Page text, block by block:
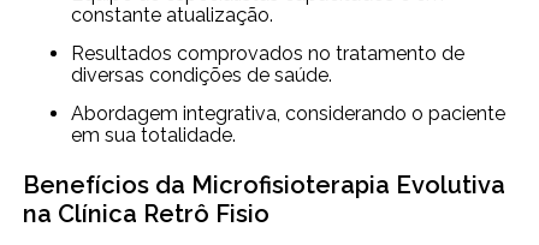
constante atualização.
Resultados comprovados no tratamento de
diversas condições de saúde.
Abordagem integrativa, considerando o paciente
em sua totalidade.
Benefícios da Microfisioterapia Evolutiva
na Clínica Retrô Fisio